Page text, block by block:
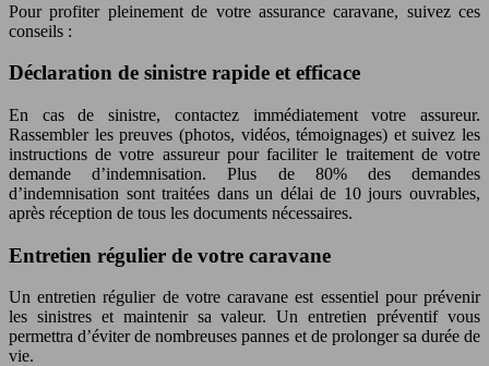
Pour profiter pleinement de votre assurance caravane, suivez ces
conseils :
Déclaration de sinistre rapide et efficace
En cas de sinistre, contactez immédiatement votre assureur.
Rassembler les preuves (photos, vidéos, témoignages) et suivez les
instructions de votre assureur pour faciliter le traitement de votre
demande d’indemnisation. Plus de 80% des demandes
d’indemnisation sont traitées dans un délai de 10 jours ouvrables,
après réception de tous les documents nécessaires.
Entretien régulier de votre caravane
Un entretien régulier de votre caravane est essentiel pour prévenir
les sinistres et maintenir sa valeur. Un entretien préventif vous
permettra d’éviter de nombreuses pannes et de prolonger sa durée de
vie.